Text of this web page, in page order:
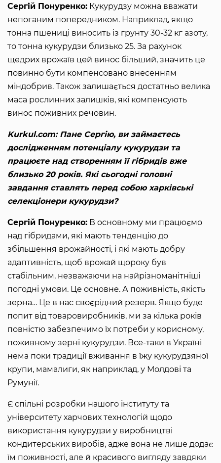
Сергій Понуренко: Кукурудзу можна вважати
непоганим попередником. Наприклад, якщо
тонна пшениці виносить із грунту 30-32 кг азоту,
то тонна кукурудзи близько 25. За рахунок
щедрих врожаїв цей винос більший, значить це
повинно бути компенсовано внесенням
міндобрив. Також залишається достатньо велика
маса рослинних залишків, які компенсують
винос поживних речовин.
Kurkul.com: Пане Сергію, ви займаєтесь
дослідженням потенціалу кукурудзи та
працюєте над створенням її гібридів вже
близько 20 років. Які сьогодні головні
завдання ставлять перед собою харківські
селекціонери кукурудзи?
Сергій Понуренко: В основному ми працюємо
над гібридами, які мають тенденцію до
збільшення врожайності, і які мають добру
адаптивність, щоб врожай щороку був
стабільним, незважаючи на найрізноманітніші
погодні умови. Це основне. А поживність, якість
зерна… Це в нас своєрідний резерв. Якщо буде
попит від товаровиробників, ми за кілька років
повністю забезпечимо їх потреби у корисному,
поживному зерні кукурудзи. Все-таки в Україні
нема поки традиції вживання в їжу кукурудзяної
крупи, мамалиги, як наприклад, у Молдові та
Румунії.
Є спільні розробки нашого інституту та
університету харчових технологій щодо
використання кукурудзи у виробництві
кондитерських виробів, адже вона не лише додає
їм поживності, але й красивого вигляду завдяки